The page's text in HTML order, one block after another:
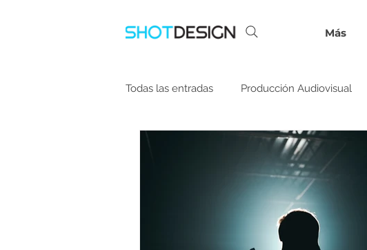
Más
Todas las entradas Producción Audiovisual